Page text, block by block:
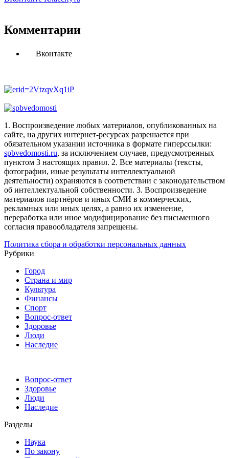
Комментарии
Вконтакте
1. Воспроизведение любых материалов, опубликованных на
сайте, на других интернет-ресурсах разрешается при
обязательном указании источника в формате гиперссылки:
spbvedomosti.ru, за исключением случаев, предусмотренных
пунктом 3 настоящих правил. 2. Все материалы (тексты,
фотографии, иные результаты интеллектуальной
деятельности) охраняются в соответствии с законодательством
об интеллектуальной собственности. 3. Воспроизведение
материалов партнёров и иных СМИ в коммерческих,
рекламных или иных целях, а равно их изменение,
переработка или иное модифицирование без письменного
согласия правообладателя запрещены.
Политика сбора и обработки персональных данных
Рубрики
Город
Страна и мир
Культура
Финансы
Спорт
Вопрос-ответ
Здоровье
Люди
Наследие
Вопрос-ответ
Здоровье
Люди
Наследие
Разделы
Наука
По закону